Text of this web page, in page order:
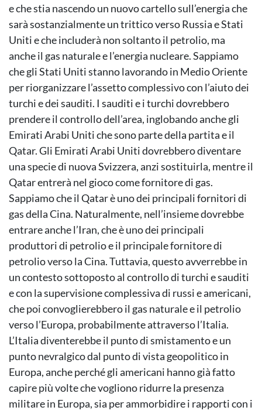
e che stia nascendo un nuovo cartello sull’energia che
sarà sostanzialmente un trittico verso Russia e Stati
Uniti e che includerà non soltanto il petrolio, ma
anche il gas naturale e l’energia nucleare. Sappiamo
che gli Stati Uniti stanno lavorando in Medio Oriente
per riorganizzare l’assetto complessivo con l’aiuto dei
turchi e dei sauditi. I sauditi e i turchi dovrebbero
prendere il controllo dell’area, inglobando anche gli
Emirati Arabi Uniti che sono parte della partita e il
Qatar. Gli Emirati Arabi Uniti dovrebbero diventare
una specie di nuova Svizzera, anzi sostituirla, mentre il
Qatar entrerà nel gioco come fornitore di gas.
Sappiamo che il Qatar è uno dei principali fornitori di
gas della Cina. Naturalmente, nell’insieme dovrebbe
entrare anche l’Iran, che è uno dei principali
produttori di petrolio e il principale fornitore di
petrolio verso la Cina. Tuttavia, questo avverrebbe in
un contesto sottoposto al controllo di turchi e sauditi
e con la supervisione complessiva di russi e americani,
che poi convoglierebbero il gas naturale e il petrolio
verso l’Europa, probabilmente attraverso l’Italia.
L’Italia diventerebbe il punto di smistamento e un
punto nevralgico dal punto di vista geopolitico in
Europa, anche perché gli americani hanno già fatto
capire più volte che vogliono ridurre la presenza
militare in Europa, sia per ammorbidire i rapporti con i